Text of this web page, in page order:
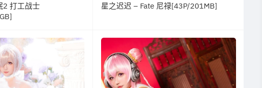
2 打工战士
星之迟迟 – Fate 尼禄[43P/201MB]